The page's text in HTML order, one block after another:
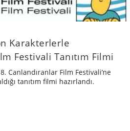
Karakterlerle
Festivali Tanıtım Filmi
Canlandıranlar Film Festivali’ne
tanıtım filmi hazırlandı.